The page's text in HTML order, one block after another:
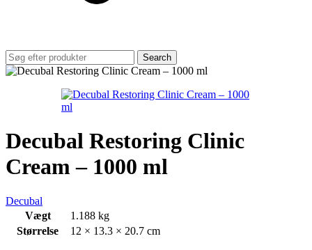
Search
Decubal Restoring Clinic
Cream – 1000 ml
Decubal
Vægt
1.188 kg
Størrelse
12 × 13.3 × 20.7 cm